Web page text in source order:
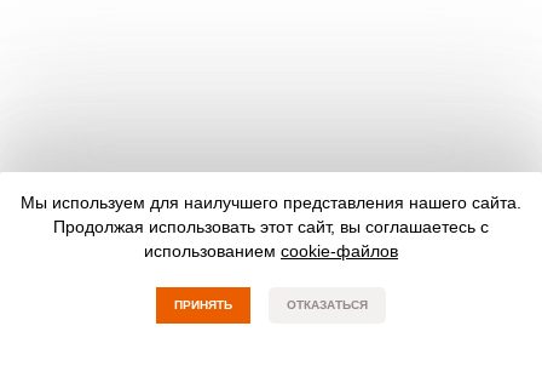
Мы используем для наилучшего представления нашего сайта.
Продолжая использовать этот сайт, вы соглашаетесь с
использованием cookie-файлов
ПРИНЯТЬ ОТКАЗАТЬСЯ